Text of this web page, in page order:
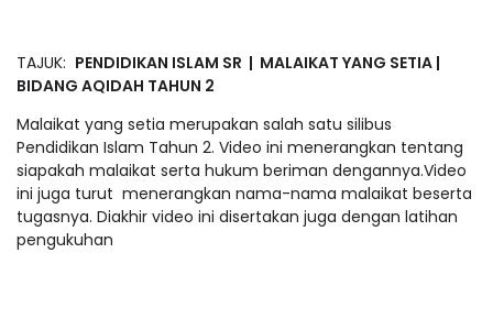
TAJUK: PENDIDIKAN ISLAM SR | MALAIKAT YANG SETIA |
BIDANG AQIDAH TAHUN 2
Malaikat yang setia merupakan salah satu silibus
Pendidikan Islam Tahun 2. Video ini menerangkan tentang
siapakah malaikat serta hukum beriman dengannya.Video
ini juga turut menerangkan nama-nama malaikat beserta
tugasnya. Diakhir video ini disertakan juga dengan latihan
pengukuhan